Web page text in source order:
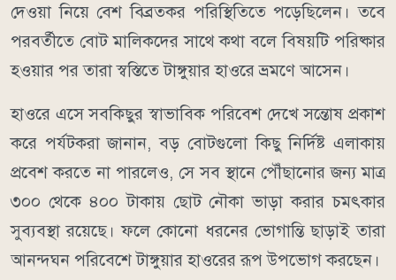
দেওয়া নিয়ে বেশ বিব্রতকর পরিস্থিতিতে পড়েছিলেন। তবে
পরবর্তীতে বোট মালিকদের সাথে কথা বলে বিষয়টি পরিষ্কার
হওয়ার পর তারা স্বস্তিতে টাঙ্গুয়ার হাওরে ভ্রমণে আসেন।
​হাওরে এসে সবকিছুর স্বাভাবিক পরিবেশ দেখে সন্তোষ প্রকাশ
করে পর্যটকরা জানান, বড় বোটগুলো কিছু নির্দিষ্ট এলাকায়
প্রবেশ করতে না পারলেও, সে সব স্থানে পৌঁছানোর জন্য মাত্র
৩০০ থেকে ৪০০ টাকায় ছোট নৌকা ভাড়া করার চমৎকার
সুব্যবস্থা রয়েছে। ফলে কোনো ধরনের ভোগান্তি ছাড়াই তারা
আনন্দঘন পরিবেশে টাঙ্গুয়ার হাওরের রূপ উপভোগ করছেন।